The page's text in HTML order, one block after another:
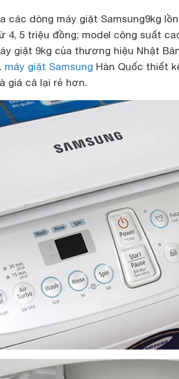
các dòng máy giặt Samsung9kg
4, 5 triệu đồng; model công suất
giặt 9kg của thương hiệu Nhật
máy giặt Samsung Hàn Quốc thiết
giá cả lại rẻ hơn.